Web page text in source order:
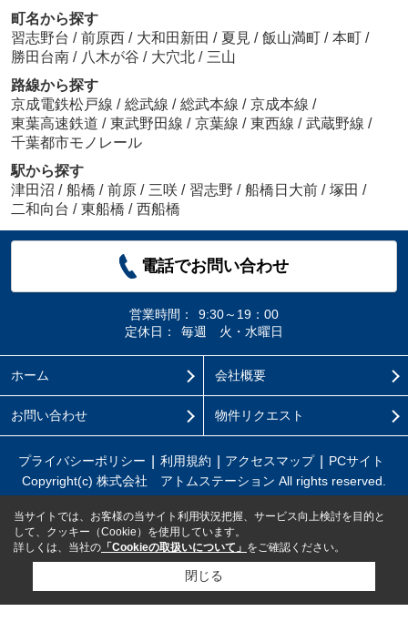
町名から探す
習志野台 / 前原西 / 大和田新田 / 夏見 / 飯山満町 / 本町 /
勝田台南 / 八木が谷 / 大穴北 / 三山
路線から探す
京成電鉄松戸線 / 総武線 / 総武本線 / 京成本線 /
東葉高速鉄道 / 東武野田線 / 京葉線 / 東西線 / 武蔵野線 /
千葉都市モノレール
駅から探す
津田沼 / 船橋 / 前原 / 三咲 / 習志野 / 船橋日大前 / 塚田 /
二和向台 / 東船橋 / 西船橋
電話でお問い合わせ
営業時間：
9:30～19：00
定休日：
毎週 火・水曜日
ホーム 会社概要
お問い合わせ 物件リクエスト
プライバシーポリシー 利用規約 アクセスマップ
PCサイト
Copyright(c) 株式会社 アトムステーション All rights reserved.
当サイトでは、お客様の当サイト利用状況把握、サービス向上検討を目的と
して、クッキー（Cookie）を使用しています。
詳しくは、当社の 「Cookieの取扱いについて」 をご確認ください。
閉じる